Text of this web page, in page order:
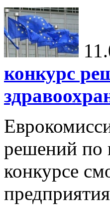
конкурс
решений по
конкурсе